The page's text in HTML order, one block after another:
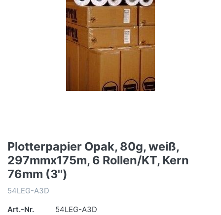
Plotterpapier Opak, 80g, weiß,
297mmx175m, 6 Rollen/KT, Kern
76mm (3'')
54LEG-A3D
Art.-Nr.
54LEG-A3D